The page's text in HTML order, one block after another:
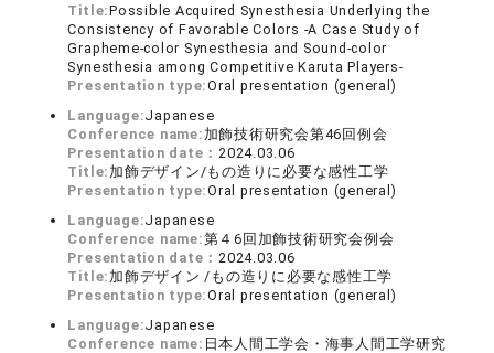
Title:Possible Acquired Synesthesia Underlying the
Consistency of Favorable Colors -A Case Study of
Grapheme-color Synesthesia and Sound-color
Synesthesia among Competitive Karuta Players-
Presentation type:Oral presentation (general)
Language:Japanese
Conference name: 加飾技術研究会第46回例会
Presentation date：2024.03.06
Title: 加飾デザイン/もの造りに必要な感性工学
Presentation type:Oral presentation (general)
Language:Japanese
Conference name:第４6回加飾技術研究会例会
Presentation date：2024.03.06
Title: 加飾デザイン /もの造りに必要な感性工学
Presentation type:Oral presentation (general)
Language:Japanese
Conference name: 日本人間工学会・海事人間工学研究